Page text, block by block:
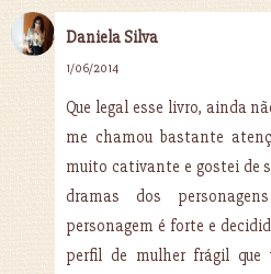
Daniela Silva
1/06/2014
Que legal esse livro, ainda
me chamou bastante
muito cativante e gostei de
dramas dos
personagem é forte e
perfil de mulher frágil que